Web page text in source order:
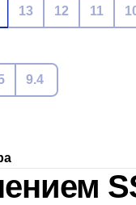
13 12 11
9.4